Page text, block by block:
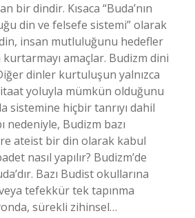
bir dindir. Kısaca “Buda’nın
din ve felsefe sistemi” olarak
insan mutluluğunu hedefler
kurtarmayı amaçlar. Budizm dini
dinler kurtuluşun yalnızca
itaat yoluyla mümkün olduğunu
sistemine hiçbir tanrıyı dahil
nedeniyle, Budizm bazı
ateist bir din olarak kabul
nasıl yapılır? Budizm’de
Bazı Budist okullarına
tefekkür tek tapınma
sürekli zihinsel…